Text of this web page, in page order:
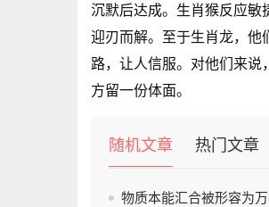
沉默后达成。生肖猴反应敏
迎刃而解。至于生肖龙，他
路，让人信服。对他们来
方留一份体面。
随机文章 热门文章
物质本能汇合被形容为